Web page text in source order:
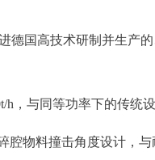
德国高技术研制并生产
，与同等功率下的传统
物料撞击角度设计，